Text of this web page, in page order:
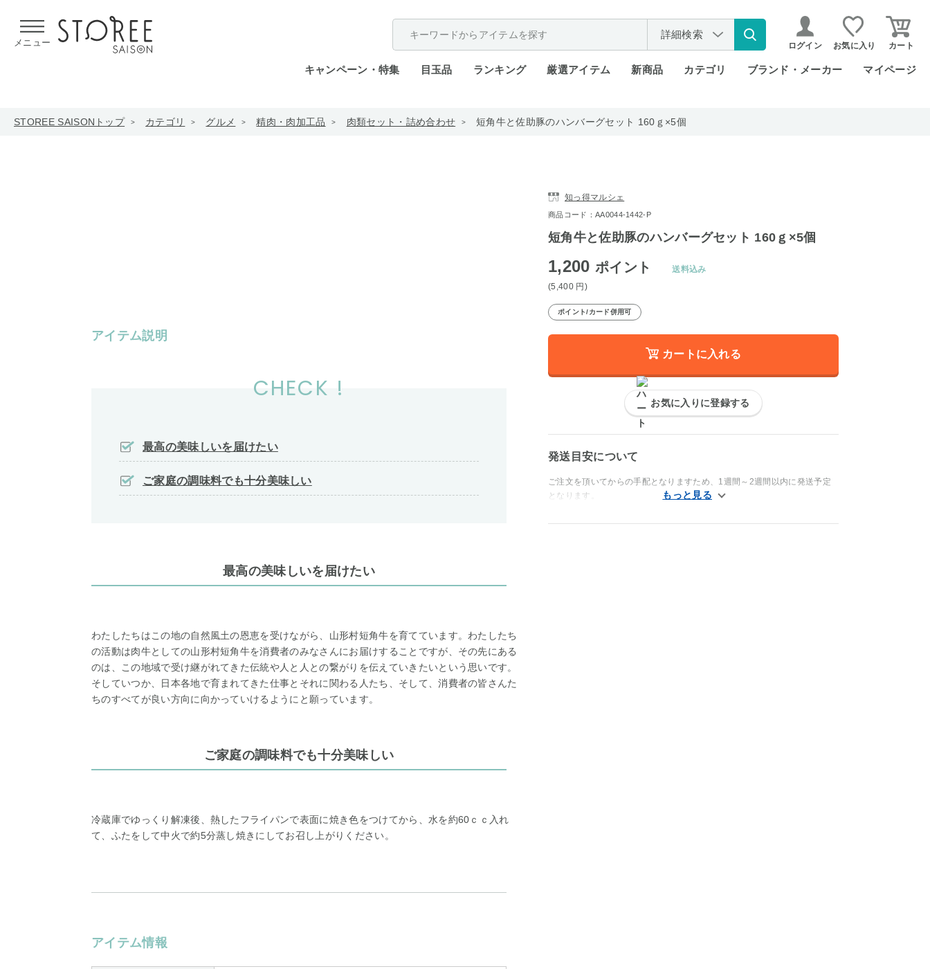
メニュー
詳細検索
ログイン お気に入り カート
キャンペーン・特集 目玉品 ランキング 厳選アイテム 新商品 カテゴリ ブランド・メーカー マイページ
STOREE SAISONトップ カテゴリ グルメ 精肉・肉加工品 肉類セット・詰め合わせ 短角牛と佐助豚のハンバーグセット 160ｇ×5個
アイテム説明
CHECK !
最高の美味しいを届けたい
ご家庭の調味料でも十分美味しい
最高の美味しいを届けたい
わたしたちはこの地の自然風土の恩恵を受けながら、山形村短角牛を育てています。わたしたち
の活動は肉牛としての山形村短角牛を消費者のみなさんにお届けすることですが、その先にある
のは、この地域で受け継がれてきた伝統や人と人との繋がりを伝えていきたいという思いです。
そしていつか、日本各地で育まれてきた仕事とそれに関わる人たち、そして、消費者の皆さんた
ちのすべてが良い方向に向かっていけるようにと願っています。
ご家庭の調味料でも十分美味しい
冷蔵庫でゆっくり解凍後、熱したフライパンで表面に焼き色をつけてから、水を約60ｃｃ入れ
て、ふたをして中火で約5分蒸し焼きにしてお召し上がりください。
アイテム情報
知っ得マルシェ
商品コード：AA0044-1442-P
短角牛と佐助豚のハンバーグセット 160ｇ×5個
1,200 ポイント
(5,400 円 )
送料込み
ポイント/カード併用可
カートに入れる
お気に入りに登録する
発送目安について
ご注文を頂いてからの手配となりますため、1週間～2週間以内に発送予定
となります。